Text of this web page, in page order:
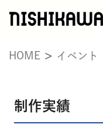
HOME イベント
制作実績